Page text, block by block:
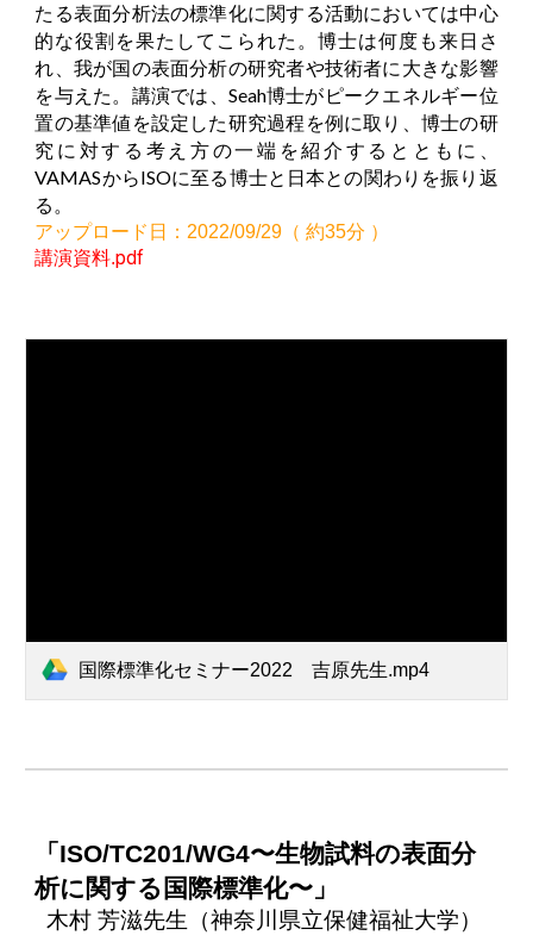
たる表面分析法の標準化に関する活動においては中心
的な役割を果たしてこられた 。 博士は何度も来日さ
れ
我が国の表面分析の研究者や技術者に大きな影響
を与えた。講演では
Seah博士がピークエネルギー位
置の基準値を設定した研究過程を例に取り
博士の研
究に対する考え方の一端を紹介するとともに
VAMASからISOに至る博士と日本との関わりを振り返
る。
アップロード日：2022/09/29（ 約35分 ）
講演資料.pdf
国際標準化セミナー2022 吉原先生.mp4
「ISO/TC201/WG4〜生物試料の表面分
析に関する国際標準化〜」
木村 芳滋先生（神奈川県立保健福祉大学）